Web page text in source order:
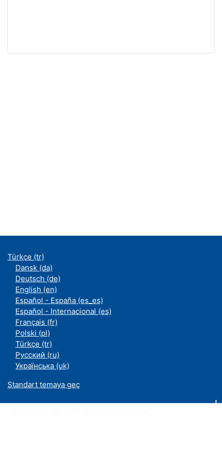
Türkçe ‎(tr)‎
Dansk ‎(da)‎
Deutsch ‎(de)‎
English ‎(en)‎
Español - España ‎(es_es)‎
Español - Internacional ‎(es)‎
Français ‎(fr)‎
Polski ‎(pl)‎
Türkçe ‎(tr)‎
Русский ‎(ru)‎
Українська ‎(uk)‎
Standart temaya geç